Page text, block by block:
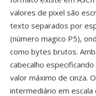
valores de pixel são
texto separados por
(número magico P5),
como bytes brutos.
cabecalho
valor máximo de cinza.
intermediário em escala